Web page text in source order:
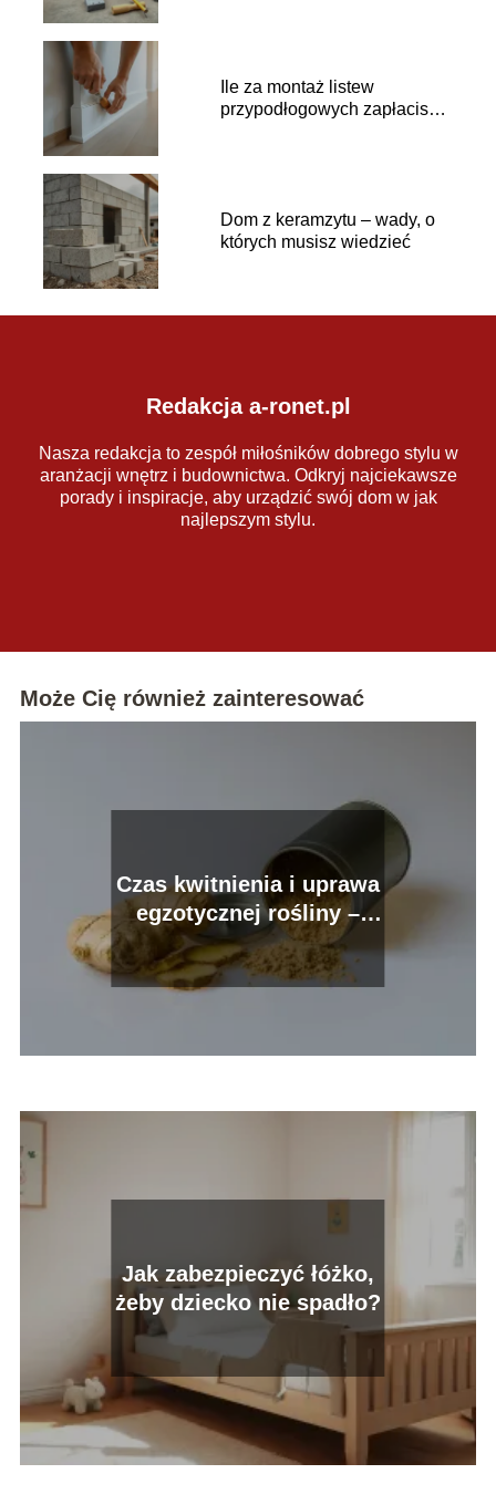
Ile za montaż listew
przypodłogowych zapłacisz
Dom z keramzytu – wady, o
których musisz wiedzieć
Redakcja a-ronet.pl
Nasza redakcja to zespół miłośników dobrego stylu w
aranżacji wnętrz i budownictwa. Odkryj najciekawsze
porady i inspiracje, aby urządzić swój dom w jak
najlepszym stylu.
Może Cię również zainteresować
Czas kwitnienia i uprawa
egzotycznej rośliny –
kiedy kwitnie imbir
Jak zabezpieczyć łóżko,
żeby dziecko nie spadło?